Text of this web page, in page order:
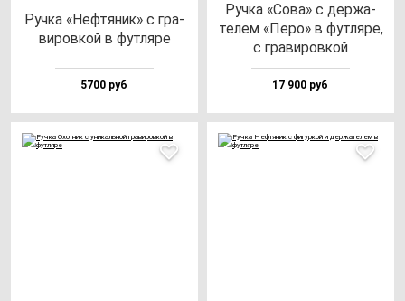
Руч­ка «Неф­тя­ник» с гра­
ви­ров­кой в фут­ля­ре
5700 руб
Руч­ка «Сова» с дер­жа­
те­лем «Перо» в фут­ля­ре,
с гра­ви­ров­кой
17 900 руб